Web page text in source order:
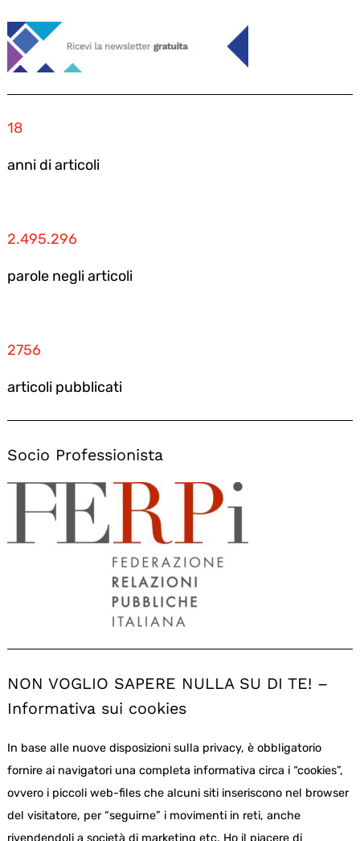
18
anni di articoli
2.495.296
parole negli articoli
2756
articoli pubblicati
Socio Professionista
NON VOGLIO SAPERE NULLA SU DI TE! –
Informativa sui cookies
In base alle nuove disposizioni sulla privacy, è obbligatorio
fornire ai navigatori una completa informativa circa i “cookies”,
ovvero i piccoli web-files che alcuni siti inseriscono nel browser
del visitatore, per “seguirne” i movimenti in reti, anche
rivendendoli a società di marketing etc. Ho il piacere di